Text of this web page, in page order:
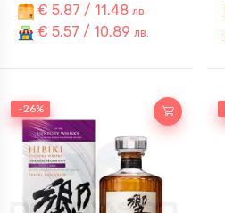
€ 5.87 / 11.48 лв.
€ 5.57 / 10.89 лв.
-26%
-26%